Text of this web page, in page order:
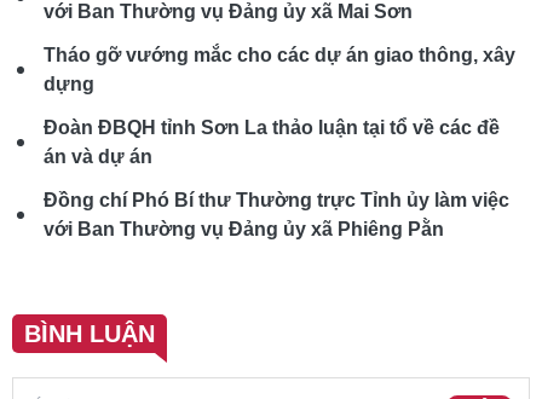
với Ban Thường vụ Đảng ủy xã Mai Sơn
Tháo gỡ vướng mắc cho các dự án giao thông, xây
dựng
Đoàn ĐBQH tỉnh Sơn La thảo luận tại tổ về các đề
án và dự án
Đồng chí Phó Bí thư Thường trực Tỉnh ủy làm việc
với Ban Thường vụ Đảng ủy xã Phiêng Pằn
BÌNH LUẬN